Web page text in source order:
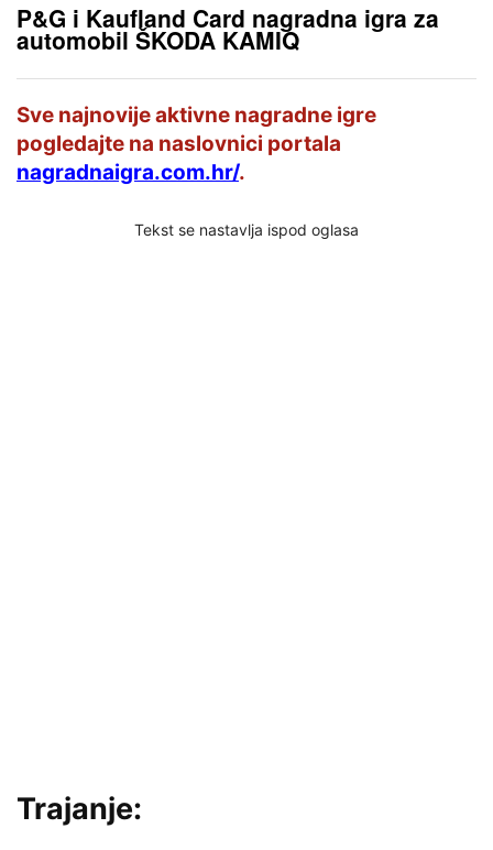
P&G i Kaufland Card nagradna igra za
automobil ŠKODA KAMIQ
Sve najnovije aktivne nagradne igre
pogledajte na naslovnici portala
nagradnaigra.com.hr/.
Tekst se nastavlja ispod oglasa
Trajanje: